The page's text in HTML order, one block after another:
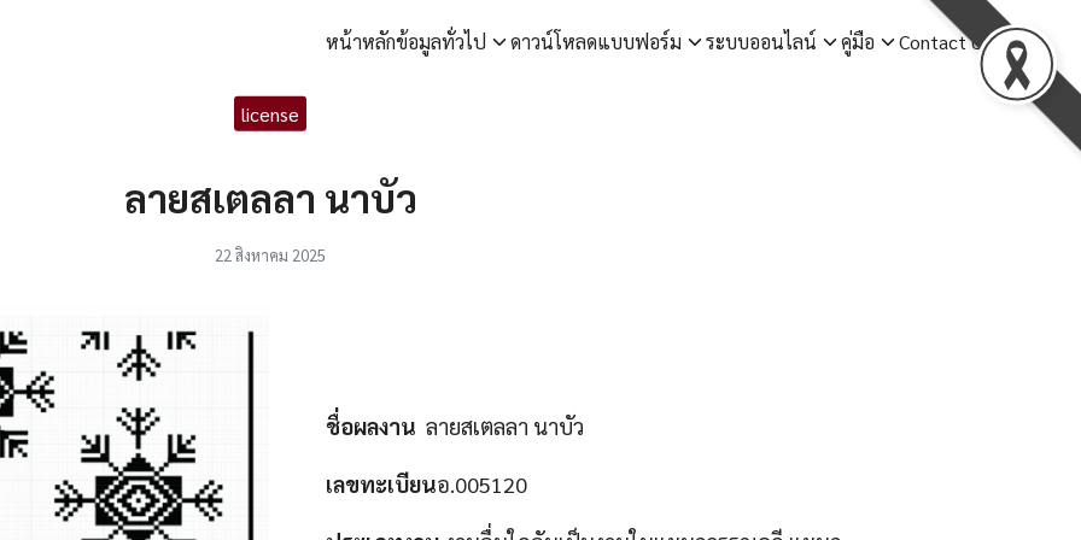
หน้าหลักข้อมูลทั่วไป ดาวน์โหลดแบบฟอร์ม ระบบออนไลน์ คู่มือ Contact Us
license
ลายสเตลลา นาบัว
22 สิงหาคม 2025
ชื่อผลงาน ลายสเตลลา นาบัว
เลขทะเบียนอ.005120